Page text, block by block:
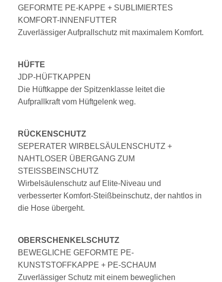
GEFORMTE PE-KAPPE + SUBLIMIERTES
KOMFORT-INNENFUTTER
Zuverlässiger Aufprallschutz mit maximalem Komfort.
HÜFTE
JDP-HÜFTKAPPEN
Die Hüftkappe der Spitzenklasse leitet die
Aufprallkraft vom Hüftgelenk weg.
RÜCKENSCHUTZ
SEPERATER WIRBELSÄULENSCHUTZ +
NAHTLOSER ÜBERGANG ZUM
STEISSBEINSCHUTZ
Wirbelsäulenschutz auf Elite-Niveau und
verbesserter Komfort-Steißbeinschutz, der nahtlos in
die Hose übergeht.
OBERSCHENKELSCHUTZ
BEWEGLICHE GEFORMTE PE-
KUNSTSTOFFKAPPE + PE-SCHAUM
Zuverlässiger Schutz mit einem beweglichen